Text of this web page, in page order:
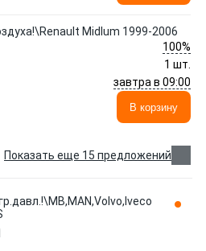
Midlum 1999-2006
100%
1 шт.
завтра в 09:00
В корзину
Показать еще 15 предложений